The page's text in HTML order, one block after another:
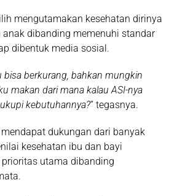
mengutamakan kesehatan dirinya
dibanding memenuhi standar
dibentuk media sosial.
bisa berkurang, bahkan mungkin
makan dari mana kalau ASI-nya
kebutuhannya?” tegasnya.
dukungan dari banyak
kesehatan ibu dan bayi
utama dibanding